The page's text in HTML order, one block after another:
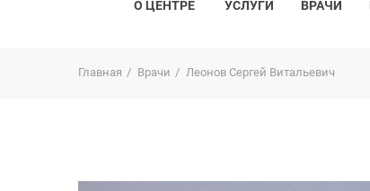
О ЦЕНТРЕ УСЛУГИ ВРАЧИ
Главная Врачи Леонов Сергей Витальевич